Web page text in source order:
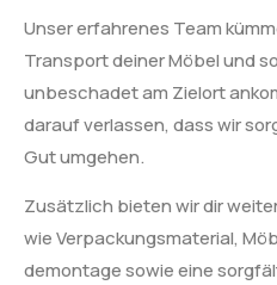
Unser erfahrenes Team
Transport deiner Möbel und
unbeschadet am Zielort
darauf verlassen, dass wir
Gut umgehen.
Zusätzlich bieten wir dir
wie Verpackungsmaterial,
demontage sowie eine